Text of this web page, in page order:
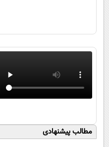
مطالب پیشنهادی